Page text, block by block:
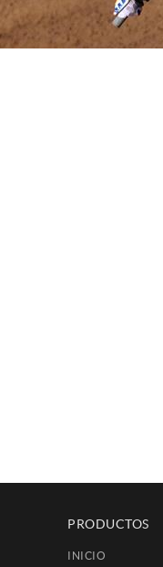
PRODUCTOS
INICIO